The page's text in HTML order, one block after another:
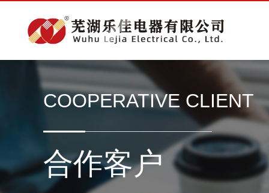
COOPERATIVE CLIENT
合作客户